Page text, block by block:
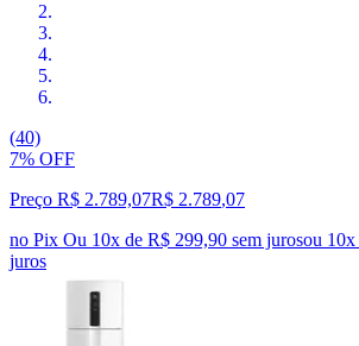
(40)
7% OFF
Preço R$ 2.789,07R$ 2.789,07
no Pix Ou 10x de R$ 299,90 sem jurosou 10x
juros